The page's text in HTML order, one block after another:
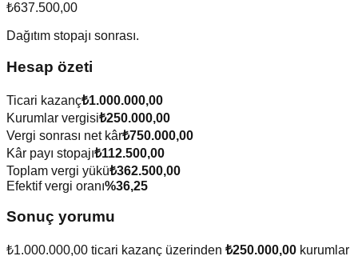
₺637.500,00
Dağıtım stopajı sonrası.
Hesap özeti
Ticari kazanç₺1.000.000,00
Kurumlar vergisi₺250.000,00
Vergi sonrası net kâr₺750.000,00
Kâr payı stopajı₺112.500,00
Toplam vergi yükü₺362.500,00
Efektif vergi oranı%36,25
Sonuç yorumu
₺1.000.000,00 ticari kazanç üzerinden ₺250.000,00 kurumlar